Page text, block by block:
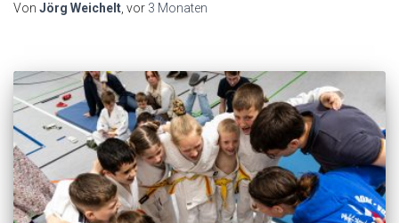
Von Jörg Weichelt , vor 3 Monaten